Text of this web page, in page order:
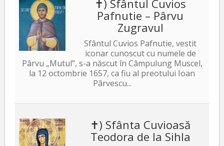
✝) Sfântul Cuvios
Pafnutie – Pârvu
Zugravul
Sfântul Cuvios Pafnutie, vestit
iconar cunoscut cu numele de
Pârvu „Mutul”, s-a născut în Câmpulung Muscel,
la 12 octombrie 1657, ca fiu al preotului Ioan
Pârvescu...
✝) Sfânta Cuvioasă
Teodora de la Sihla